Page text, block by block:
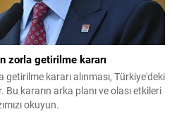
zorla getirilme kararı
getirilme kararı alınması, Türkiye'deki
kararın arka planı ve olası etkileri
okuyun.